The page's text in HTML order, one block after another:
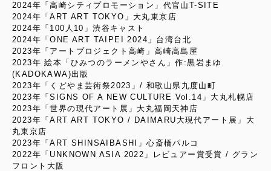
2024年「高崎シティプロモーション」代官山T-SITE
2024年「ART ART TOKYO」大丸東京店
2024年「100人10」渋谷キャスト
2024年「ONE ART TAIPEI 2024」台湾台北
2023年「アートプロジェクト高崎」高崎高島屋
2023年 絵本「ひみつのラーメンやさん」作:黒岩まゆ
(KADOKAWA)出版
2023年「くどやま芸術祭2023」/ 和歌山県九度山町
2023年「SIGNS OF A NEW CULTURE Vol.14」大丸札幌店
2023年「世界の現代アート展」大丸福岡天神店
2023年「ART ART TOKYO / DAIMARU大現代アート展」大
丸東京店
2023年「ART SHINSAIBASHI」心斎橋パルコ
2022年「UNKNOWN ASIA 2022」レビュアー賞受賞 / グラン
フロント大阪